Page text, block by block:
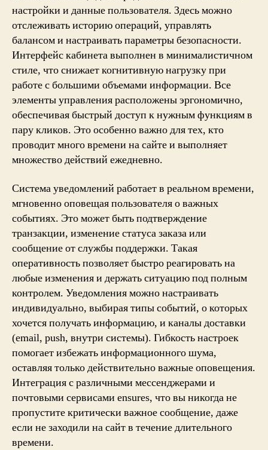
настройки и данные пользователя. Здесь можно
отслеживать историю операций, управлять
балансом и настраивать параметры безопасности.
Интерфейс кабинета выполнен в минималистичном
стиле, что снижает когнитивную нагрузку при
работе с большими объемами информации. Все
элементы управления расположены эргономично,
обеспечивая быстрый доступ к нужным функциям в
пару кликов. Это особенно важно для тех, кто
проводит много времени на сайте и выполняет
множество действий ежедневно.
Система уведомлений работает в реальном времени,
мгновенно оповещая пользователя о важных
событиях. Это может быть подтверждение
транзакции, изменение статуса заказа или
сообщение от службы поддержки. Такая
оперативность позволяет быстро реагировать на
любые изменения и держать ситуацию под полным
контролем. Уведомления можно настраивать
индивидуально, выбирая типы событий, о которых
хочется получать информацию, и каналы доставки
(email, push, внутри системы). Гибкость настроек
помогает избежать информационного шума,
оставляя только действительно важные оповещения.
Интеграция с различными мессенджерами и
почтовыми сервисами ensures, что вы никогда не
пропустите критически важное сообщение, даже
если не заходили на сайт в течение длительного
времени.